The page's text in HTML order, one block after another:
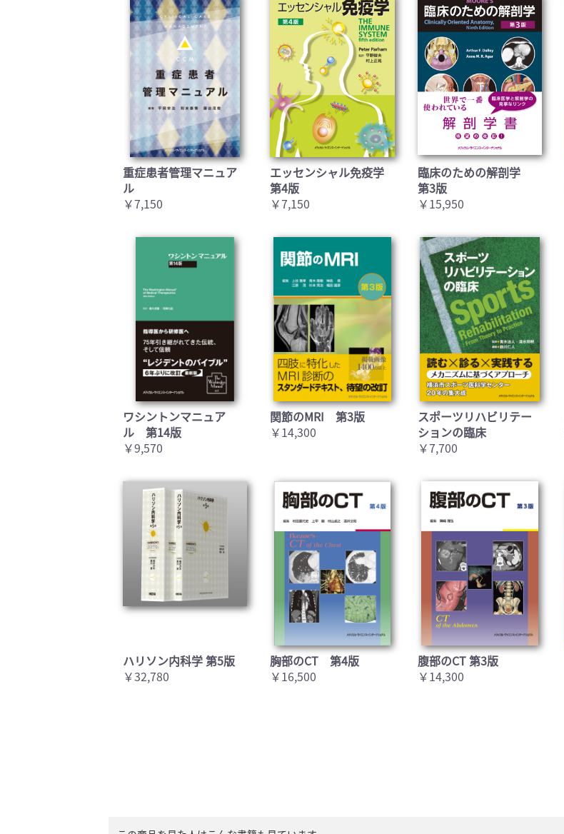
重症患者管理マニュア
ル
￥7,150
エッセンシャル免疫学
第4版
￥7,150
臨床のための解剖学
第3版
￥15,950
ワシントンマニュア
ル 第14版
￥9,570
関節のMRI 第3版
￥14,300
スポーツリハビリテー
ションの臨床
￥7,700
ハリソン内科学 第5版
￥32,780
胸部のCT 第4版
￥16,500
腹部のCT 第3版
￥14,300